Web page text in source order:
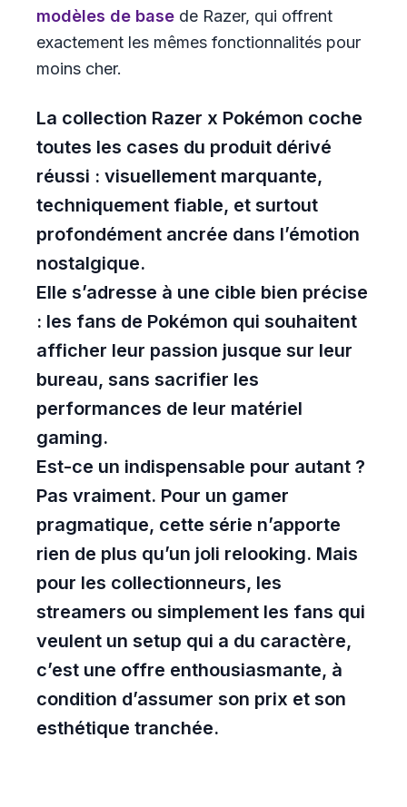
modèles de base de Razer, qui offrent
exactement les mêmes fonctionnalités pour
moins cher.
La collection Razer x Pokémon coche
toutes les cases du produit dérivé
réussi : visuellement marquante,
techniquement fiable, et surtout
profondément ancrée dans l’émotion
nostalgique.
Elle s’adresse à une cible bien précise
: les fans de Pokémon qui souhaitent
afficher leur passion jusque sur leur
bureau, sans sacrifier les
performances de leur matériel
gaming.
Est-ce un indispensable pour autant ?
Pas vraiment. Pour un gamer
pragmatique, cette série n’apporte
rien de plus qu’un joli relooking. Mais
pour les collectionneurs, les
streamers ou simplement les fans qui
veulent un setup qui a du caractère,
c’est une offre enthousiasmante, à
condition d’assumer son prix et son
esthétique tranchée.